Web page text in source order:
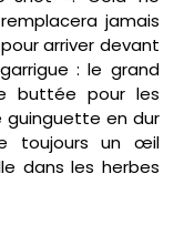
jamais
arriver devant
: le grand
buttée pour les
guinguette en dur
toujours un œil
dans les herbes